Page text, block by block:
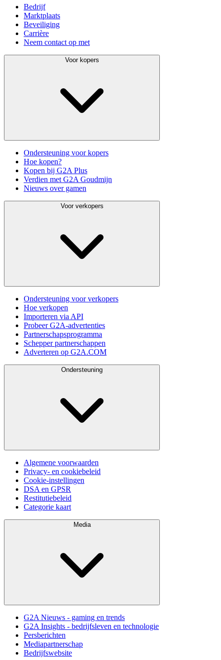
Bedrijf
Marktplaats
Beveiliging
Carrière
Neem contact op met
Voor kopers
Ondersteuning voor kopers
Hoe kopen?
Kopen bij G2A Plus
Verdien met G2A Goudmijn
Nieuws over gamen
Voor verkopers
Ondersteuning voor verkopers
Hoe verkopen
Importeren via API
Probeer G2A-advertenties
Partnerschapsprogramma
Schepper partnerschappen
Adverteren op G2A.COM
Ondersteuning
Algemene voorwaarden
Privacy- en cookiebeleid
Cookie-instellingen
DSA en GPSR
Restitutiebeleid
Categorie kaart
Media
G2A Nieuws - gaming en trends
G2A Insights - bedrijfsleven en technologie
Persberichten
Mediapartnerschap
Bedrijfswebsite